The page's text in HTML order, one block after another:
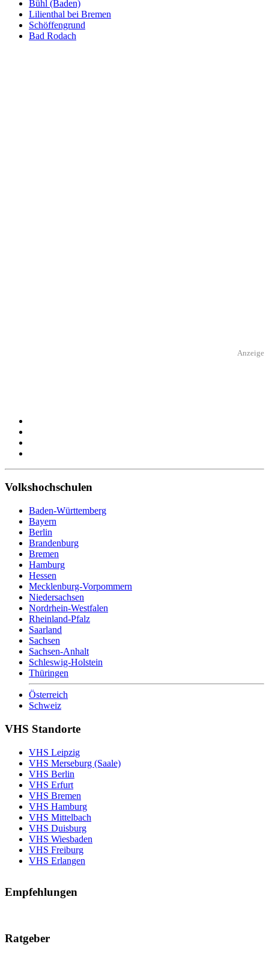
Bühl (Baden)
Lilienthal bei Bremen
Schöffengrund
Bad Rodach
Anzeige
Volkshochschulen
Baden-Württemberg
Bayern
Berlin
Brandenburg
Bremen
Hamburg
Hessen
Mecklenburg-Vorpommern
Niedersachsen
Nordrhein-Westfalen
Rheinland-Pfalz
Saarland
Sachsen
Sachsen-Anhalt
Schleswig-Holstein
Thüringen
Österreich
Schweiz
VHS Standorte
VHS Leipzig
VHS Merseburg (Saale)
VHS Berlin
VHS Erfurt
VHS Bremen
VHS Hamburg
VHS Mittelbach
VHS Duisburg
VHS Wiesbaden
VHS Freiburg
VHS Erlangen
Empfehlungen
Ratgeber